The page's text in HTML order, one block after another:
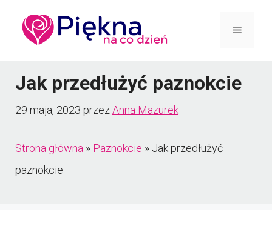
Menu
Jak przedłużyć paznokcie
29 maja, 2023 przez Anna Mazurek
Strona główna » Paznokcie » Jak przedłużyć
paznokcie